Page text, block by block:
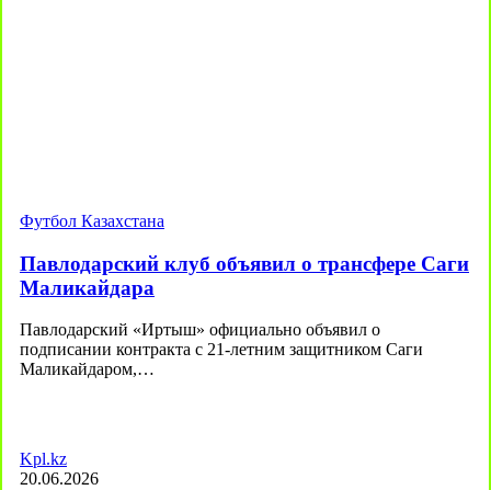
Футбол Казахстана
Павлодарский клуб объявил о трансфере Саги
Маликайдара
Павлодарский «Иртыш» официально объявил о
подписании контракта с 21-летним защитником Саги
Маликайдаром,…
Kpl.kz
20.06.2026